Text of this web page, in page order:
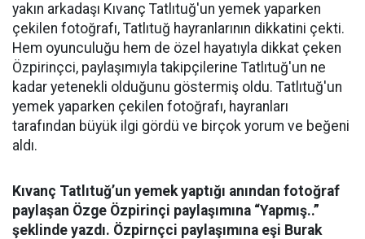
yakın arkadaşı Kıvanç Tatlıtuğ'un yemek yaparken
çekilen fotoğrafı, Tatlıtuğ hayranlarının dikkatini çekti.
Hem oyunculuğu hem de özel hayatıyla dikkat çeken
Özpirinçci, paylaşımıyla takipçilerine Tatlıtuğ'un ne
kadar yetenekli olduğunu göstermiş oldu. Tatlıtuğ'un
yemek yaparken çekilen fotoğrafı, hayranları
tarafından büyük ilgi gördü ve birçok yorum ve beğeni
aldı.
Kıvanç Tatlıtuğ’un yemek yaptığı anından fotoğraf
paylaşan Özge Özpirinçi paylaşımına “Yapmış..”
şeklinde yazdı. Özpirnçci paylaşımına eşi Burak